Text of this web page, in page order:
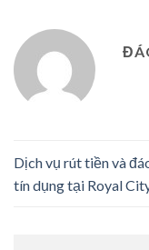
Dịch vụ rút tiền và
tín dụng tại Royal